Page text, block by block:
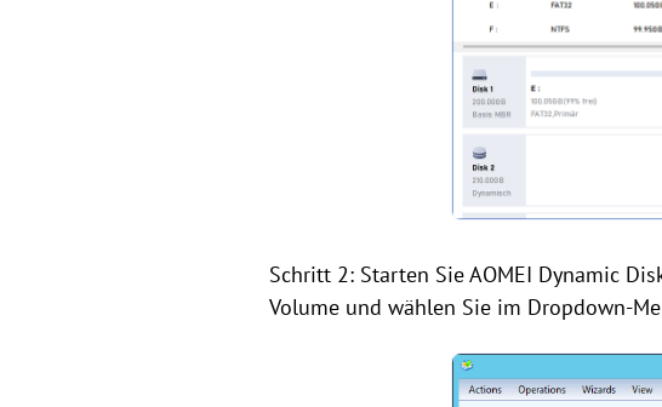
Schritt 2: Starten Sie AOMEI Dynamic
Volume und wählen Sie im Dropdown-